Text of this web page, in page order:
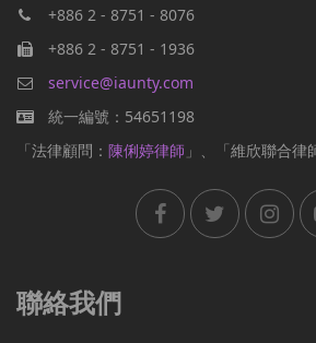
+886 2 - 8751 - 8076
+886 2 - 8751 - 1936
service@iaunty.com
統一編號：54651198
「法律顧問： 陳俐婷律師 」、「維欣聯合律
聯絡我們